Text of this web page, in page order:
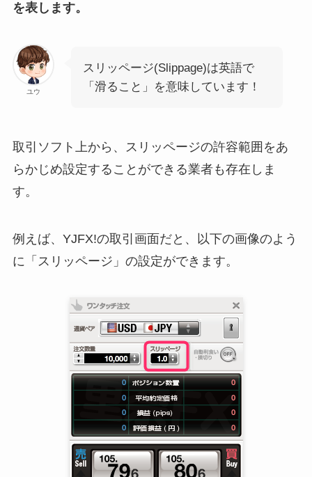
を表します。
ユウ
スリッページ(Slippage)は英語で
「滑ること」を意味しています！
取引ソフト上から、スリッページの許容範囲をあ
らかじめ設定することができる業者も存在しま
す。
例えば、YJFX!の取引画面だと、以下の画像のよう
に「スリッページ」の設定ができます。